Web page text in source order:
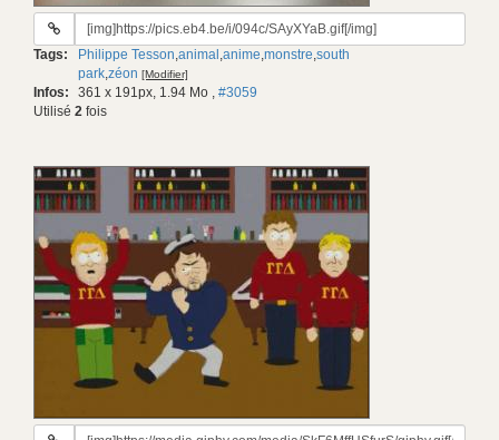
URL
gif:
Tags: Philippe Tesson,animal ,anime,monstre,south
park,zéon [Modifier]
Infos: 361 x 191px, 1.94 Mo , #3059
Utilisé 2 fois
URL